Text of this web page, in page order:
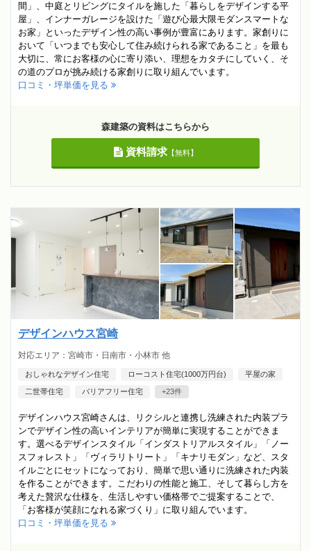
間」、中庭とリビングにタイルを施した「暮らしをデザインする平
屋」、インナーガレージを設けた「遊び心最大限モダンスマートな
お家」といったデザイン性の高い事例が豊富にあります。家創りに
おいて「いつまでも安心して住み続けられる家であること」を最も
大切に、常にお客様の心に寄り添い、理想をカタチにしていく、そ
の道のプロが挑み続ける家創りに取り組んでいます。
口コミ・坪単価を見る
森建築の資料はこちらから
資料請求【無料】
デザインハウス宮崎
対応エリア：宮崎市・日南市・小林市 他
おしゃれなデザイン住宅 ローコスト住宅(1000万円台) 平屋の家
二世帯住宅 バリアフリー住宅 +23件
デザインハウス宮崎さんは、リクシルと連携し洗練された内装プラ
ンでデザイン性の高いインテリアが簡単に実現することができま
す。選べるデザインスタイル「インダストリアルスタイル」「ノー
スフォレスト」「ヴィラリトリート」「キナリモダン」など、スタ
イルごとにセットになっており、簡単で思い通りに洗練された内装
を作ることができます。こだわりの性能と施工、そして暮らし方を
考えた贅沢な仕様を、生活しやすい価格帯でご提案することで、
「お客様が笑顔になれる家づくり」に取り組んでいます。
口コミ・坪単価を見る